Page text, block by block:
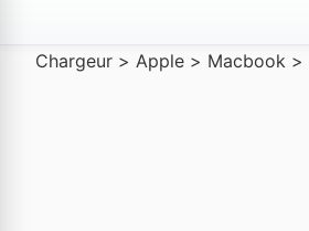
Chargeur > Apple > Macbook >